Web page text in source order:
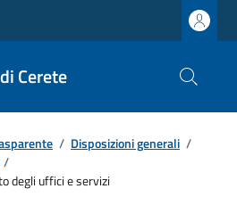
Cerete
/ Disposizioni generali /
/
degli uffici e servizi